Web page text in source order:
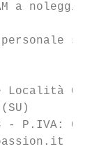
a noleggio
sul
Chia
- P.IVA: